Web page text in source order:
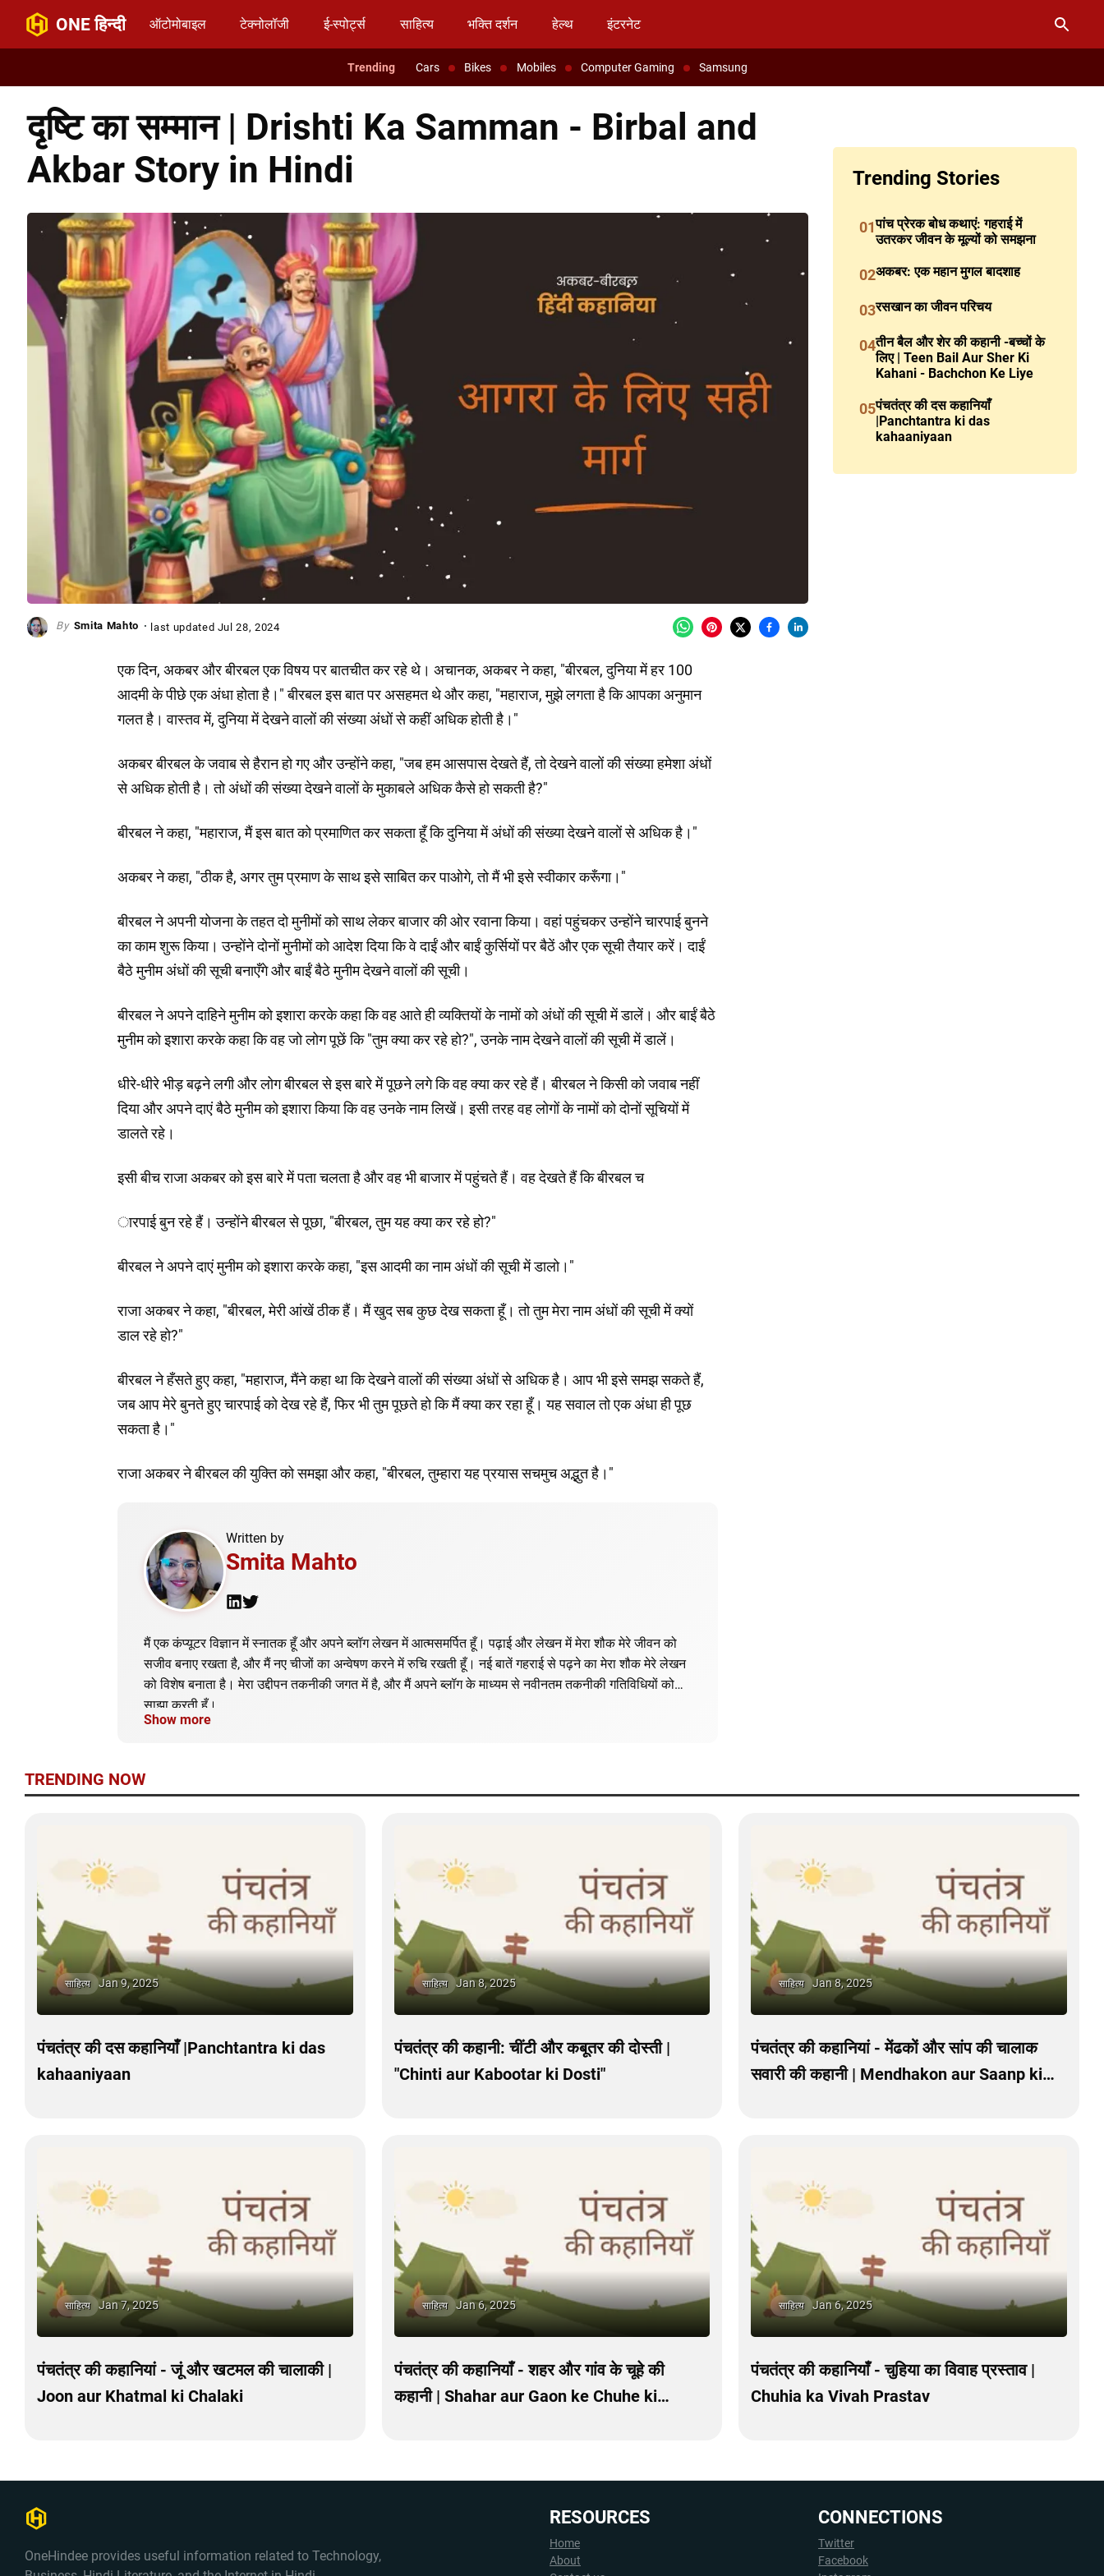
ONE हिन्दी ऑटोमोबाइल टेक्नोलॉजी ई-स्पोर्ट्स साहित्य भक्ति दर्शन हेल्थ इंटरनेट
Cars Bikes Mobiles Computer Gaming Samsung
दृष्टि का सम्मान | Drishti Ka Samman - Birbal and
Akbar Story in Hindi
Smita Mahto last updated Jul 28, 2024
एक दिन, अकबर और बीरबल एक विषय पर बातचीत कर रहे थे। अचानक, अकबर ने कहा, "बीरबल, दुनिया में हर 100
आदमी के पीछे एक अंधा होता है।" बीरबल इस बात पर असहमत थे और कहा, "महाराज, मुझे लगता है कि आपका अनुमान
गलत है। वास्तव में, दुनिया में देखने वालों की संख्या अंधों से कहीं अधिक होती है।"
अकबर बीरबल के जवाब से हैरान हो गए और उन्होंने कहा, "जब हम आसपास देखते हैं, तो देखने वालों की संख्या हमेशा अंधों
से अधिक होती है। तो अंधों की संख्या देखने वालों के मुकाबले अधिक कैसे हो सकती है?"
बीरबल ने कहा, "महाराज, मैं इस बात को प्रमाणित कर सकता हूँ कि दुनिया में अंधों की संख्या देखने वालों से अधिक है।"
अकबर ने कहा, "ठीक है, अगर तुम प्रमाण के साथ इसे साबित कर पाओगे, तो मैं भी इसे स्वीकार करूँगा।"
बीरबल ने अपनी योजना के तहत दो मुनीमों को साथ लेकर बाजार की ओर रवाना किया। वहां पहुंचकर उन्होंने चारपाई बुनने
का काम शुरू किया। उन्होंने दोनों मुनीमों को आदेश दिया कि वे दाईं और बाईं कुर्सियों पर बैठें और एक सूची तैयार करें। दाईं
बैठे मुनीम अंधों की सूची बनाएँगे और बाईं बैठे मुनीम देखने वालों की सूची।
बीरबल ने अपने दाहिने मुनीम को इशारा करके कहा कि वह आते ही व्यक्तियों के नामों को अंधों की सूची में डालें। और बाईं बैठे
मुनीम को इशारा करके कहा कि वह जो लोग पूछें कि "तुम क्या कर रहे हो?", उनके नाम देखने वालों की सूची में डालें।
धीरे-धीरे भीड़ बढ़ने लगी और लोग बीरबल से इस बारे में पूछने लगे कि वह क्या कर रहे हैं। बीरबल ने किसी को जवाब नहीं
दिया और अपने दाएं बैठे मुनीम को इशारा किया कि वह उनके नाम लिखें। इसी तरह वह लोगों के नामों को दोनों सूचियों में
डालते रहे।
इसी बीच राजा अकबर को इस बारे में पता चलता है और वह भी बाजार में पहुंचते हैं। वह देखते हैं कि बीरबल च
ारपाई बुन रहे हैं। उन्होंने बीरबल से पूछा, "बीरबल, तुम यह क्या कर रहे हो?"
बीरबल ने अपने दाएं मुनीम को इशारा करके कहा, "इस आदमी का नाम अंधों की सूची में डालो।"
राजा अकबर ने कहा, "बीरबल, मेरी आंखें ठीक हैं। मैं खुद सब कुछ देख सकता हूँ। तो तुम मेरा नाम अंधों की सूची में क्यों
डाल रहे हो?"
बीरबल ने हँसते हुए कहा, "महाराज, मैंने कहा था कि देखने वालों की संख्या अंधों से अधिक है। आप भी इसे समझ सकते हैं,
जब आप मेरे बुनते हुए चारपाई को देख रहे हैं, फिर भी तुम पूछते हो कि मैं क्या कर रहा हूँ। यह सवाल तो एक अंधा ही पूछ
सकता है।"
राजा अकबर ने बीरबल की युक्ति को समझा और कहा, "बीरबल, तुम्हारा यह प्रयास सचमुच अद्भुत है।"
Written by
Smita Mahto
मैं एक कंप्यूटर विज्ञान में स्नातक हूँ और अपने ब्लॉग लेखन में आत्मसमर्पित हूँ। पढ़ाई और लेखन में मेरा शौक मेरे जीवन को
सजीव बनाए रखता है, और मैं नए चीजों का अन्वेषण करने में रुचि रखती हूँ। नई बातें गहराई से पढ़ने का मेरा शौक मेरे लेखन
को विशेष बनाता है। मेरा उद्दीपन तकनीकी जगत में है, और मैं अपने ब्लॉग के माध्यम से नवीनतम तकनीकी गतिविधियों को
साझा करती हूँ।
Show more
Trending Stories
01पांच प्रेरक बोध कथाएं: गहराई में
उतरकर जीवन के मूल्यों को समझना
02अकबर: एक महान मुगल बादशाह
03रसखान का जीवन परिचय
04तीन बैल और शेर की कहानी -बच्चों के
लिए | Teen Bail Aur Sher Ki
Kahani - Bachchon Ke Liye
05पंचतंत्र की दस कहानियाँ
|Panchtantra ki das
kahaaniyaan
TRENDING NOW
साहित्य Jan 9, 2025
पंचतंत्र की दस कहानियाँ |Panchtantra ki das
kahaaniyaan
साहित्य Jan 8, 2025
पंचतंत्र की कहानी: चींटी और कबूतर की दोस्ती |
"Chinti aur Kabootar ki Dosti"
साहित्य Jan 8, 2025
पंचतंत्र की कहानियां - मेंढकों और सांप की चालाक
सवारी की कहानी | Mendhakon aur Saanp ki
साहित्य Jan 7, 2025
पंचतंत्र की कहानियां - जूं और खटमल की चालाकी |
Joon aur Khatmal ki Chalaki
साहित्य Jan 6, 2025
पंचतंत्र की कहानियाँ - शहर और गांव के चूहे की
कहानी | Shahar aur Gaon ke Chuhe ki
साहित्य Jan 6, 2025
पंचतंत्र की कहानियाँ - चुहिया का विवाह प्रस्ताव |
Chuhia ka Vivah Prastav
OneHindee provides useful information related to Technology,
RESOURCES
Home
About
CONNECTIONS
Twitter
Facebook